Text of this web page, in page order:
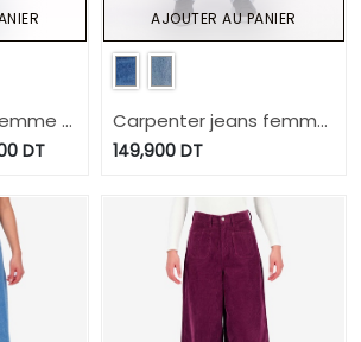
-
DT
Carpenter jeans femme
- KARIMA
149,900 DT
AJOUTER AU PANIER